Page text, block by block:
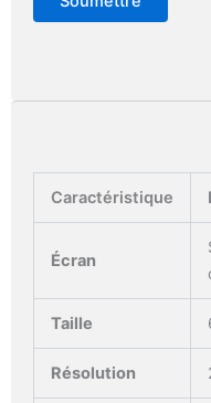
Caractéristique
Écran
Taille
Résolution